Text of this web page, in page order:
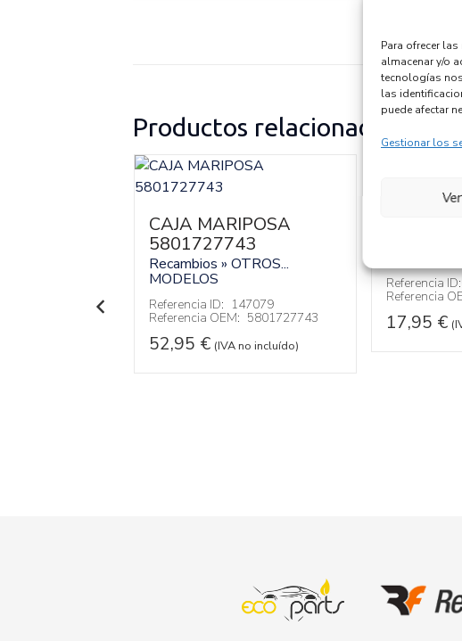
Para ofrecer
almacenar y/o
tecnologías
las
puede afectar
Gestionar los
Productos relacionados
CAJA MARIPOSA
5801727743
Recambios » OTROS...
MODELOS
Referencia ID: 147079
Referencia OEM: 5801727743
52,95 € (IVA no incluído)
Referencia
Referencia
17,95 €